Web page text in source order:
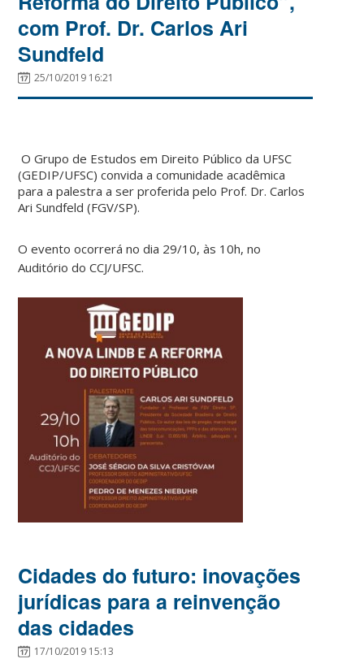
com Prof. Dr. Carlos Ari
Sundfeld
25/10/2019 16:21
O Grupo de Estudos em Direito Público da UFSC
(GEDIP/UFSC) convida a comunidade acadêmica
para a palestra a ser proferida pelo Prof. Dr. Carlos
Ari Sundfeld (FGV/SP).
O evento ocorrerá no dia 29/10, às 10h, no
Auditório do CCJ/UFSC.
Cidades do futuro: inovações
jurídicas para a reinvenção
das cidades
17/10/2019 15:13